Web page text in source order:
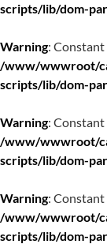
scripts/lib/dom-
Warning: Constant
/www/wwwroot/
scripts/lib/dom-
Warning: Constant
/www/wwwroot/
scripts/lib/dom-
Warning: Constant
/www/wwwroot/
scripts/lib/dom-